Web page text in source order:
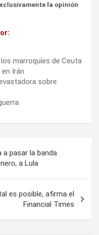
la opinión
marroquíes de Ceuta
Irán
sobre
a pasar la banda
a Lula
es posible, afirma el
Financial Times